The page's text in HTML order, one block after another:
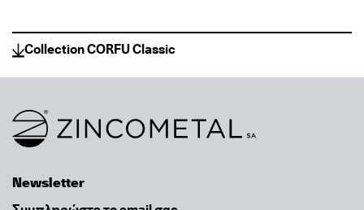
Collection CORFU Classic
Link to homepage
Newsletter